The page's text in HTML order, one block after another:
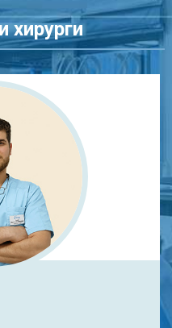
хирурги